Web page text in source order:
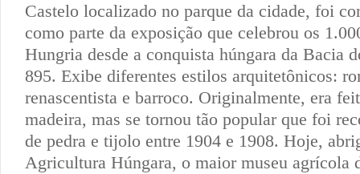
Castelo localizado no parque da cidade, foi
como parte da exposição que celebrou os
Hungria desde a conquista húngara da Bacia
895. Exibe diferentes estilos arquitetônicos:
renascentista e barroco. Originalmente, era
madeira, mas se tornou tão popular que foi
de pedra e tijolo entre 1904 e 1908. Hoje,
Agricultura Húngara, o maior museu agrícola